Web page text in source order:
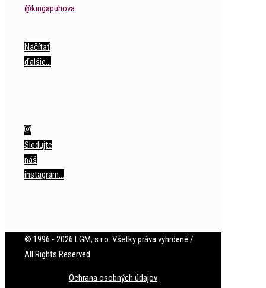
Načítať
ďalšie…
Sledujte
náš
instagram…
© 1996 - 2026 LGM, s.r.o. Všetky práva vyhrdené /
All Rights Reserved
Ochrana osobných údajov